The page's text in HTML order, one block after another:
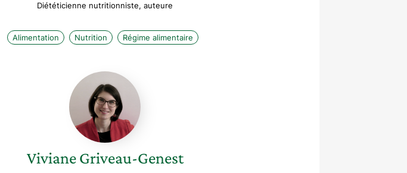
Diététicienne nutritionniste, auteure
Alimentation Nutrition Régime alimentaire
Viviane
Griveau-
Genest
Viviane Griveau-Genest